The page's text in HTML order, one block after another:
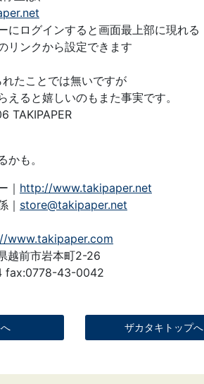
にログインすると画面最上部に現れる
リンクから設定できます
たことでは無いですが
えると嬉しいのもまた事実です。
TAKIPAPER
かも。
｜ http://www.takipaper.net
｜ store@takipaper.net
www.takipaper.com
越前市岩本町2-26
fax:0778-43-0042
ザカタキトップへ